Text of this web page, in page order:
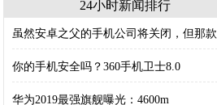
24小时新闻排行
虽然安卓之父的手机公司将关闭，但那款
你的手机安全吗？360手机卫士8.0
华为2019最强旗舰曝光：4600m